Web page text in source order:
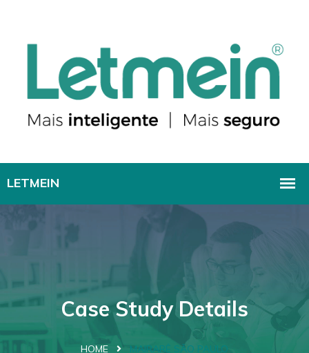
Case Study Details
HOME MAIRARÊ SÃO PAULO